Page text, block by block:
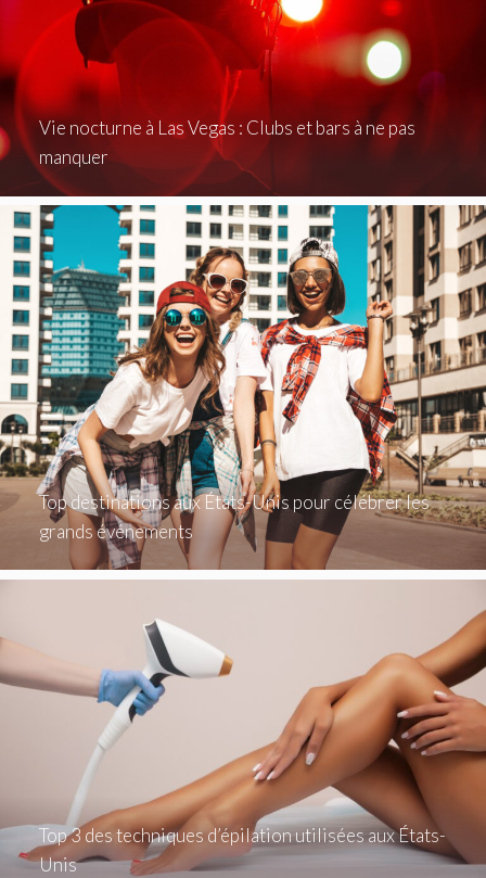
Vie nocturne à Las Vegas : Clubs et bars à ne pas
manquer
Top destinations aux États-Unis pour célébrer les
grands événements
Top 3 des techniques d’épilation utilisées aux États-
Unis